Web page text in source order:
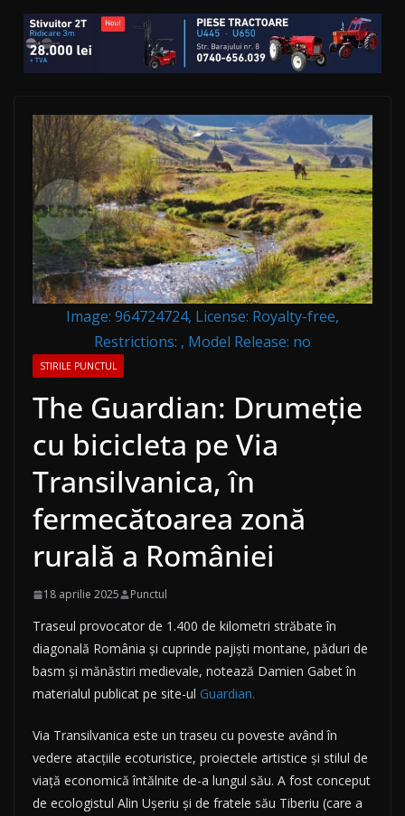
Image: 964724724, License: Royalty-free,
Restrictions: , Model Release: no
STIRILE PUNCTUL
The Guardian: Drumeție
cu bicicleta pe Via
Transilvanica, în
fermecătoarea zonă
rurală a României
18 aprilie 2025 Punctul
Traseul provocator de 1.400 de kilometri străbate în
diagonală România și cuprinde pajiști montane, păduri de
basm și mănăstiri medievale, notează Damien Gabet în
materialul publicat pe site-ul Guardian.
Via Transilvanica este un traseu cu poveste având în
vedere atacțiile ecoturistice, proiectele artistice și stilul de
viață economică întălnite de-a lungul său. A fost conceput
de ecologistul Alin Ușeriu și de fratele său Tiberiu (care a